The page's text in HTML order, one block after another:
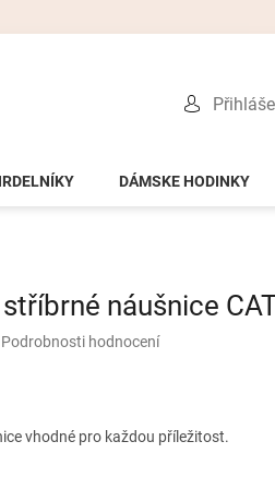
DÁMSKE HODINKY
náušnice
Podrobnosti hodnocení
vhodné pro každou příležitost.